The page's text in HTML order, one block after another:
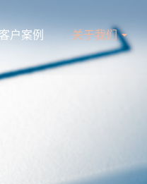
户案例 关于我们